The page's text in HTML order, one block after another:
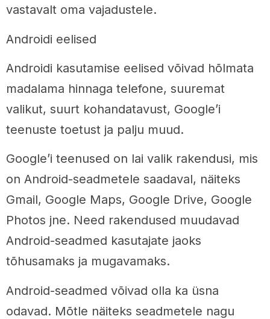
vastavalt oma vajadustele.
Androidi eelised
Androidi kasutamise eelised võivad hõlmata
madalama hinnaga telefone, suuremat
valikut, suurt kohandatavust, Google’i
teenuste toetust ja palju muud.
Google’i teenused on lai valik rakendusi, mis
on Android-seadmetele saadaval, näiteks
Gmail, Google Maps, Google Drive, Google
Photos jne. Need rakendused muudavad
Android-seadmed kasutajate jaoks
tõhusamaks ja mugavamaks.
Android-seadmed võivad olla ka üsna
odavad. Mõtle näiteks seadmetele nagu